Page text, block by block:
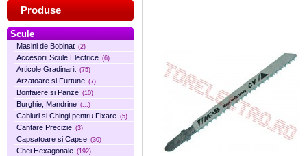
Produse
Scule
Masini de Bobinat (2)
Accesorii Scule Electrice (6)
Articole Gradinarit (75)
Arzatoare si Furtune (7)
Bonfaiere si Panze (10)
Burghie, Mandrine (...)
Cabluri si Chingi pentru Fixare (5)
Cantare Precizie (3)
Capsatoare si Capse (30)
Chei Hexagonale (192)